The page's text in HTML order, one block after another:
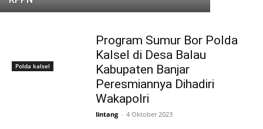
Polda kalsel
Program Sumur Bor Polda
Kalsel di Desa Balau
Kabupaten Banjar
Peresmiannya Dihadiri
Wakapolri
lintang - 4 Oktober 2023